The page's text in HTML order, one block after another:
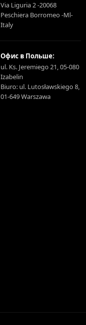
Via Liguria 2 -20068
Peschiera Borromeo -Ml-
Italy
Офис в Польше:
ul. Ks. Jeremiego 21, 05-080
Izabelin
Biuro: ul. Lutosławskiego 8,
01-649 Warszawa